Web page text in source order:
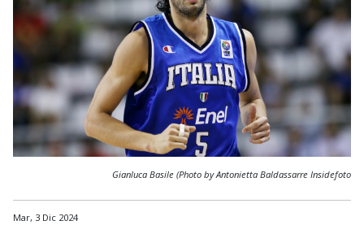
Mar, 3 Dic 2024
Gianluca Basile (Photo by Antonietta Baldassarre Insidefoto